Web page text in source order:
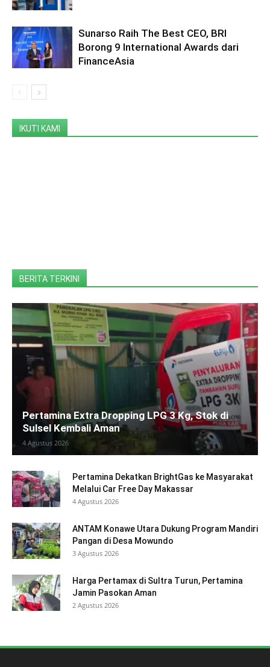
Sunarso Raih The Best CEO, BRI
Borong 9 International Awards dari
FinanceAsia
IKUTI KAMI
BERITA TERKINI
Pertamina Extra Dropping LPG 3 Kg, Stok di
Sulsel Kembali Aman
4 Agustus 2026
Pertamina Dekatkan BrightGas ke Masyarakat
Melalui Car Free Day Makassar
4 Agustus 2026
ANTAM Konawe Utara Dukung Program Mandiri
Pangan di Desa Mowundo
3 Agustus 2026
Harga Pertamax di Sultra Turun, Pertamina
Jamin Pasokan Aman
2 Agustus 2026